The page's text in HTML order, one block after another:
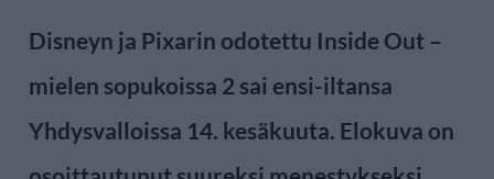
Disneyn ja Pixarin odotettu Inside Out –
mielen sopukoissa 2 sai ensi-iltansa
Yhdysvalloissa 14. kesäkuuta. Elokuva on